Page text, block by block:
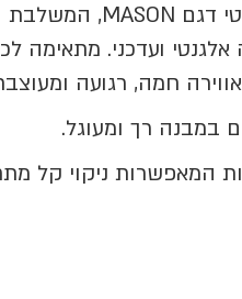
ספה בעיצוב נקי ומינימליסטי דגם MASON, המשלבת
ועדכני. מתאימה
חמה, רגועה
במבנה רך ומעוגל.
המאפשרות ניקוי קל